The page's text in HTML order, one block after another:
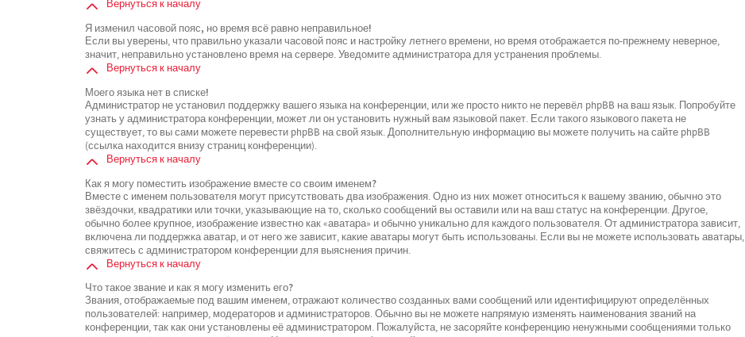
Вернуться к началу
Я изменил часовой пояс, но время всё равно неправильное!
Если вы уверены, что правильно указали часовой пояс и настройку летнего времени, но время отображается по-прежнему неверное,
значит, неправильно установлено время на сервере. Уведомите администратора для устранения проблемы.
Вернуться к началу
Моего языка нет в списке!
Администратор не установил поддержку вашего языка на конференции, или же просто никто не перевёл phpBB на ваш язык. Попробуйте
узнать у администратора конференции, может ли он установить нужный вам языковой пакет. Если такого языкового пакета не
существует, то вы сами можете перевести phpBB на свой язык. Дополнительную информацию вы можете получить на сайте phpBB
(ссылка находится внизу страниц конференции).
Вернуться к началу
Как я могу поместить изображение вместе со своим именем?
Вместе с именем пользователя могут присутствовать два изображения. Одно из них может относиться к вашему званию, обычно это
звёздочки, квадратики или точки, указывающие на то, сколько сообщений вы оставили или на ваш статус на конференции. Другое,
обычно более крупное, изображение известно как «аватара» и обычно уникально для каждого пользователя. От администратора зависит,
включена ли поддержка аватар, и от него же зависит, какие аватары могут быть использованы. Если вы не можете использовать аватары,
свяжитесь с администратором конференции для выяснения причин.
Вернуться к началу
Что такое звание и как я могу изменить его?
Звания, отображаемые под вашим именем, отражают количество созданных вами сообщений или идентифицируют определённых
пользователей: например, модераторов и администраторов. Обычно вы не можете напрямую изменять наименования званий на
конференции, так как они установлены её администратором. Пожалуйста, не засоряйте конференцию ненужными сообщениями только